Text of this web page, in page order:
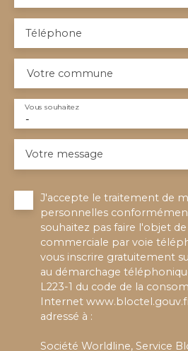
Téléphone
Votre commune
-
Vous souhaitez
Votre message
J'accepte le traitement de
personnelles
souhaitez pas faire l'objet
commerciale par voie
vous inscrire gratuitement
au démarchage
L223-1 du code de la
Internet
adressé à :
Société Worldline, Service